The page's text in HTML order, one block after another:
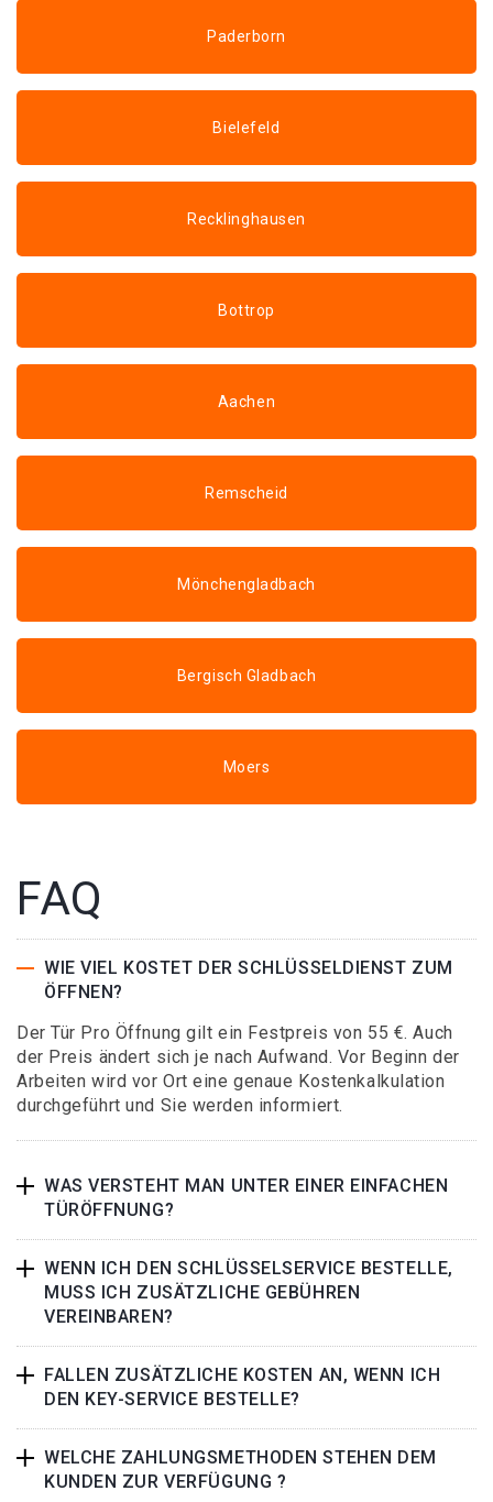
Paderborn
Bielefeld
Recklinghausen
Bottrop
Aachen
Remscheid
Mönchengladbach
Bergisch Gladbach
Moers
FAQ
WIE VIEL KOSTET DER SCHLÜSSELDIENST ZUM
ÖFFNEN?
Der Tür Pro Öffnung gilt ein Festpreis von 55 €. Auch
der Preis ändert sich je nach Aufwand. Vor Beginn der
Arbeiten wird vor Ort eine genaue Kostenkalkulation
durchgeführt und Sie werden informiert.
WAS VERSTEHT MAN UNTER EINER EINFACHEN
TÜRÖFFNUNG?
WENN ICH DEN SCHLÜSSELSERVICE BESTELLE,
MUSS ICH ZUSÄTZLICHE GEBÜHREN
VEREINBAREN?
FALLEN ZUSÄTZLICHE KOSTEN AN, WENN ICH
DEN KEY-SERVICE BESTELLE?
WELCHE ZAHLUNGSMETHODEN STEHEN DEM
KUNDEN ZUR VERFÜGUNG ?